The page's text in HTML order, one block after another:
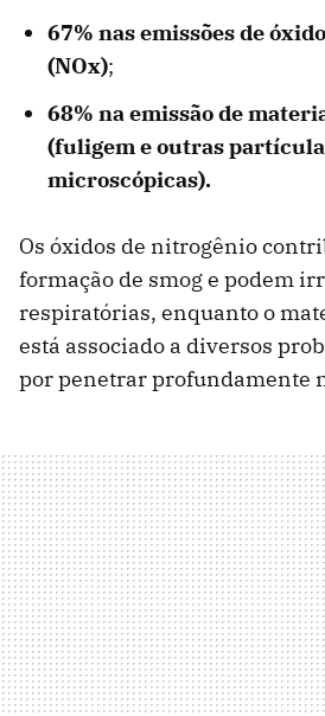
67% nas emissões de
(NOx);
68% na emissão de
(fuligem e outras
microscópicas).
Os óxidos de nitrogênio
formação de smog e podem
respiratórias, enquanto o
está associado a diversos
por penetrar profundamente